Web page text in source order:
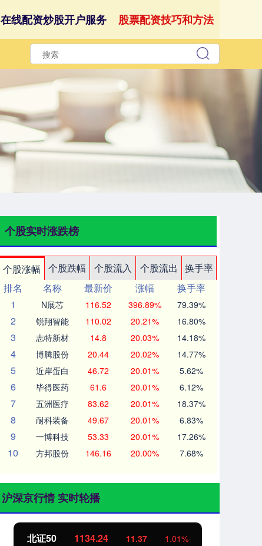
在线配资炒股开户服务 股票配资技巧和方法
个股实时涨跌榜
个股涨幅 个股跌幅 个股流入 个股流出
换手率
排名
名称 最新价 涨幅
换手率
1
N展芯 116.52 396.89% 79.39%
2 锐翔智能 110.02 20.21% 16.80%
3 志特新材 14.8 20.03% 14.18%
4 博腾股份 20.44 20.02% 14.77%
5 近岸蛋白 46.72 20.01% 5.62%
6 毕得医药 61.6 20.01% 6.12%
7 五洲医疗 83.62 20.01% 18.37%
8 耐科装备 49.67 20.01% 6.83%
9 一博科技 53.33 20.01% 17.26%
10 方邦股份 146.16 20.00% 7.68%
沪深京行情 实时轮播
北证50 1134.24 11.37 1.01%